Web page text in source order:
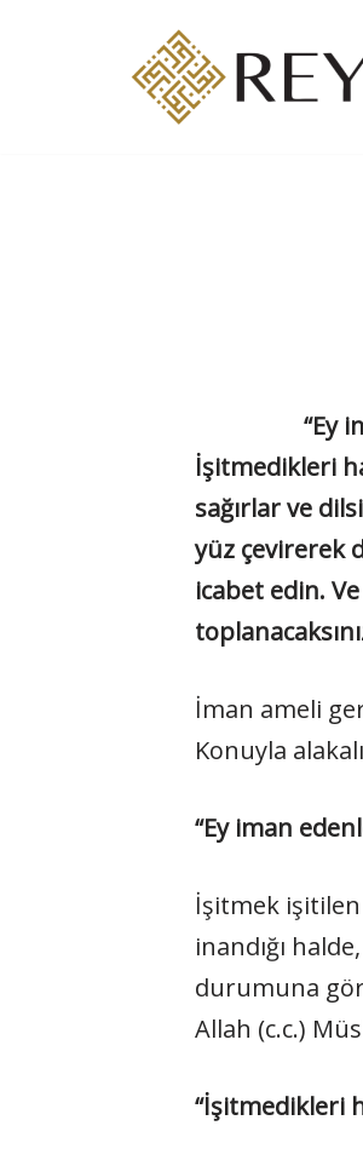
“Ey iman
İşitmedikleri
sağırlar ve
yüz çevirerek
icabet edin.
İman ameli
Konuyla
“Ey iman
İşitmek
inandığı
durumuna
Allah (c.c.)
“İşitmedikleri